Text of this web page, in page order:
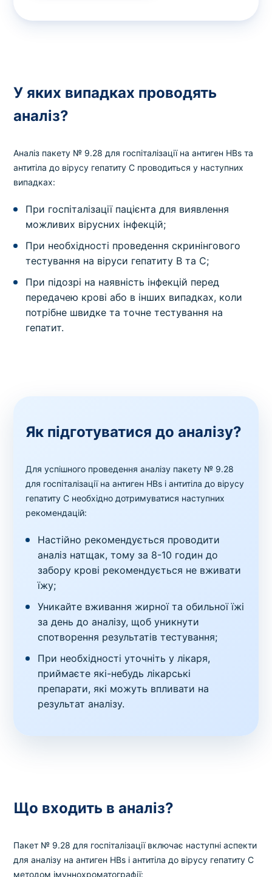
У яких випадках проводять
аналіз?
Аналіз пакету № 9.28 для госпіталізації на антиген HBs та
антитіла до вірусу гепатиту C проводиться у наступних
випадках:
При госпіталізації пацієнта для виявлення
можливих вірусних інфекцій;
При необхідності проведення скринінгового
тестування на віруси гепатиту B та C;
При підозрі на наявність інфекцій перед
передачею крові або в інших випадках, коли
потрібне швидке та точне тестування на
гепатит.
Як підготуватися до аналізу?
Для успішного проведення аналізу пакету № 9.28
для госпіталізації на антиген HBs і антитіла до вірусу
гепатиту C необхідно дотримуватися наступних
рекомендацій:
Настійно рекомендується проводити
аналіз натщак, тому за 8-10 годин до
забору крові рекомендується не вживати
їжу;
Уникайте вживання жирної та обильної їжі
за день до аналізу, щоб уникнути
спотворення результатів тестування;
При необхідності уточніть у лікаря,
приймаєте які-небудь лікарські
препарати, які можуть впливати на
результат аналізу.
Що входить в аналіз?
Пакет № 9.28 для госпіталізації включає наступні аспекти
для аналізу на антиген HBs і антитіла до вірусу гепатиту C
методом імуннохроматографії: